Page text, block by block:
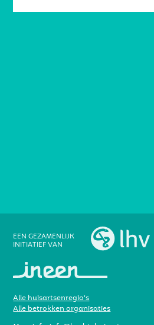
EEN GEZAMENLIJK
INITIATIEF VAN
Alle huisartsenregio’s
Alle betrokken organisaties